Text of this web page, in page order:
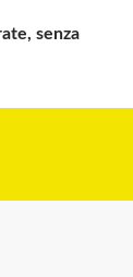
senza